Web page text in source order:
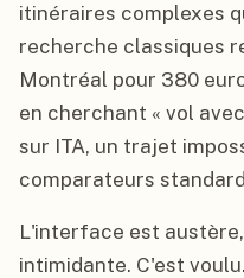
itinéraires complexes
recherche classiques
Montréal pour 380
en cherchant « vol
sur ITA, un trajet
comparateurs
L'interface est
intimidante. C'est